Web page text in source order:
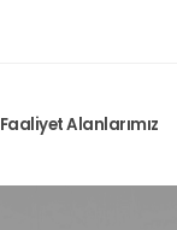
Faaliyet Alanlarımız